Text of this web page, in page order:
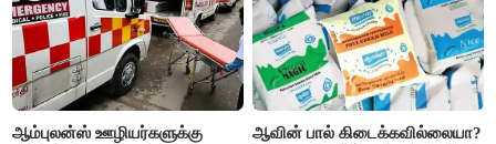
ஆம்புலன்ஸ் ஊழியர்களுக்கு
ஆவின் பால் கிடைக்கவில்லையா?